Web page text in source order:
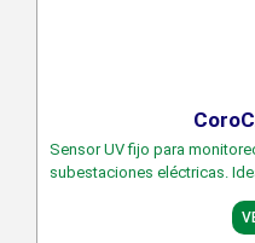
Sensor UV fijo para
subestaciones eléctricas.